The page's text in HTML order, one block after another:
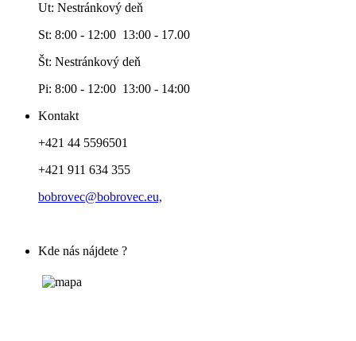
Ut: Nestránkový deň
St: 8:00 - 12:00 13:00 - 17.00
Št: Nestránkový deň
Pi: 8:00 - 12:00 13:00 - 14:00
Kontakt
+421 44 5596501
+421 911 634 355
bobrovec@bobrovec.eu,
Kde nás nájdete ?